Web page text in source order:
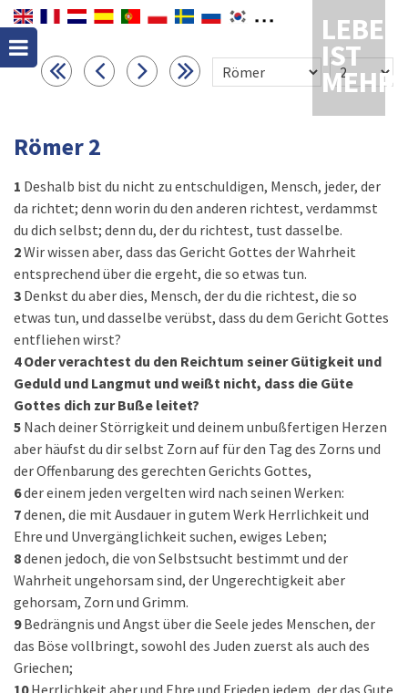
LEBEN
IST
MEHR
Römer 2
1 Deshalb bist du nicht zu entschuldigen, Mensch, jeder, der
da richtet; denn worin du den anderen richtest, verdammst
du dich selbst; denn du, der du richtest, tust dasselbe.
2Wir wissen aber, dass das Gericht Gottes der Wahrheit
entsprechend über die ergeht, die so etwas tun.
3 Denkst du aber dies, Mensch, der du die richtest, die so
etwas tun, und dasselbe verübst, dass du dem Gericht Gottes
entfliehen wirst?
4 Oder verachtest du den Reichtum seiner Gütigkeit und
Geduld und Langmut und weißt nicht, dass die Güte
Gottes dich zur Buße leitet?
5 Nach deiner Störrigkeit und deinem unbußfertigen Herzen
aber häufst du dir selbst Zorn auf für den Tag des Zorns und
der Offenbarung des gerechten Gerichts Gottes,
6der einem jeden vergelten wird nach seinen Werken:
7denen, die mit Ausdauer in gutem Werk Herrlichkeit und
Ehre und Unvergänglichkeit suchen, ewiges Leben;
8denen jedoch, die von Selbstsucht bestimmt und der
Wahrheit ungehorsam sind, der Ungerechtigkeit aber
gehorsam, Zorn und Grimm.
9 Bedrängnis und Angst über die Seele jedes Menschen, der
das Böse vollbringt, sowohl des Juden zuerst als auch des
Griechen;
10 Herrlichkeit aber und Ehre und Frieden jedem, der das Gute